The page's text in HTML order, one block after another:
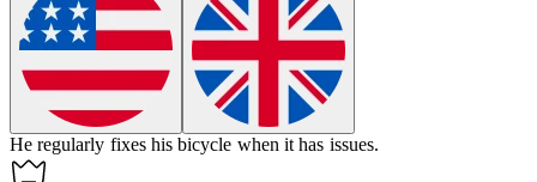
He regularly fixes his bicycle when it has issues.